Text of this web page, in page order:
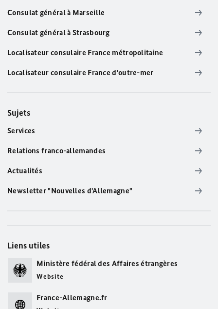
Consulat général à Marseille
Consulat général à Strasbourg
Localisateur consulaire France métropolitaine
Localisateur consulaire France d'outre-mer
Sujets
Services
Relations franco-allemandes
Actualités
Newsletter "Nouvelles d'Allemagne"
Liens utiles
Ministère fédéral des Affaires étrangères
Website
France-Allemagne.fr